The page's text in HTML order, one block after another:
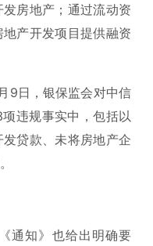
房地产；通过流动资
产开发项目提供融资
9日，银保监会对中信
违规事实中，包括以
贷款、未将房地产企
通知》也给出明确要